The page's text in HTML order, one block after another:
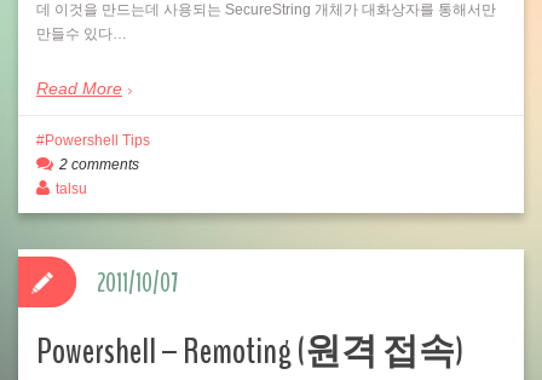
데 이것을 만드는데 사용되는 SecureString 개체가 대화상자를 통해서만
만들수 있다…
Read More
Powershell Tips
2 comments
talsu
Powershell – Remoting (원격 접속)
2011/10/07